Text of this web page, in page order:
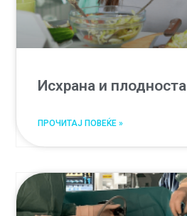
Исхрана и плодноста
ПРОЧИТАЈ ПОВЕЌЕ »